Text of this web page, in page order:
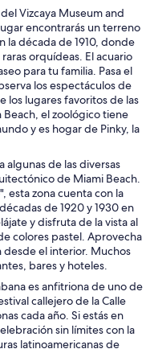
Vizcaya Museum and
encontrarás un terreno
década de 1910, donde
orquídeas. El acuario
para tu familia. Pasa el
los espectáculos de
los lugares favoritos de las
el zoológico tiene
y es hogar de Pinky, la
algunas de las diversas
de Miami Beach.
esta zona cuenta con la
de 1920 y 1930 en
y disfruta de la vista al
colores pastel. Aprovecha
el interior. Muchos
bares y hoteles.
es anfitriona de uno de
callejero de la Calle
cada año. Si estás en
sin límites con la
latinoamericanas de